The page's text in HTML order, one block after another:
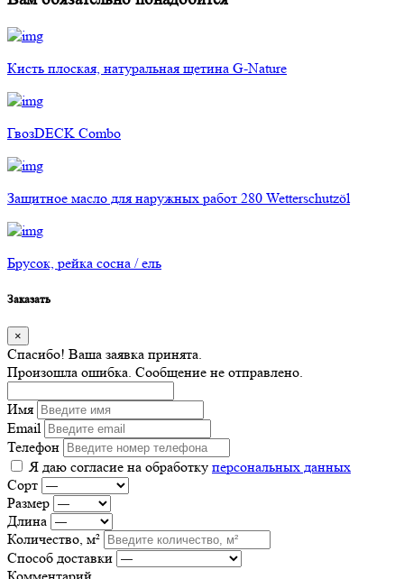
Кисть плоская, натуральная щетина G-Nature
ГвозDECK Combo
Защитное масло для наружных работ 280 Wetterschutzöl
Брусок, рейка сосна / ель
Заказать
×
Спасибо! Ваша заявка принята.
Произошла ошибка. Сообщение не отправлено.
Имя
Email
Телефон
Я даю согласие на обработку персональных данных
Сорт
Размер
Длина
Количество, м²
Способ доставки